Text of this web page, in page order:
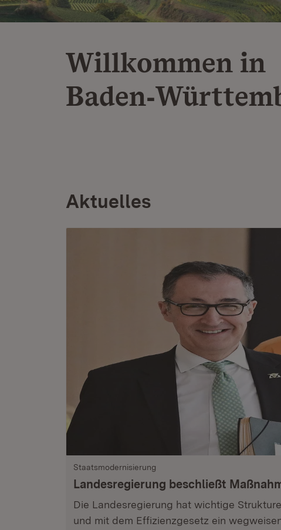
Willkommen in
Aktuelles
Staatsmodernisierung
Landesregierung beschließt
Die Landesregierung hat wichtige
und mit dem Effizienzgesetz ein